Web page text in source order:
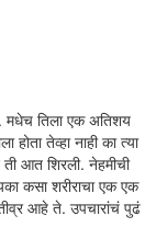
मधेच तिला एक अतिशय
तेव्हा नाही का त्या
आत शिरली. नेहमीची
कसा शरीराचा एक एक
आहे ते. उपचारांचं पुढं